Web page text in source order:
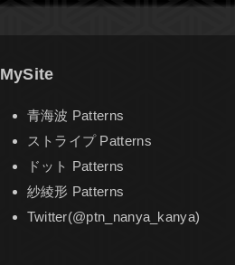
MySite
青海波 Patterns
ストライプ Patterns
ドット Patterns
紗綾形 Patterns
Twitter(@ptn_nanya_kanya)